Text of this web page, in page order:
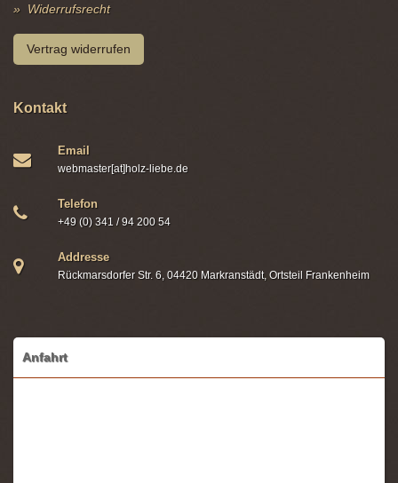
Widerrufsrecht
Vertrag widerrufen
Kontakt
Email
webmaster[at]holz-liebe.de
Telefon
+49 (0) 341 / 94 200 54
Addresse
Rückmarsdorfer Str. 6, 04420 Markranstädt, Ortsteil Frankenheim
Anfahrt